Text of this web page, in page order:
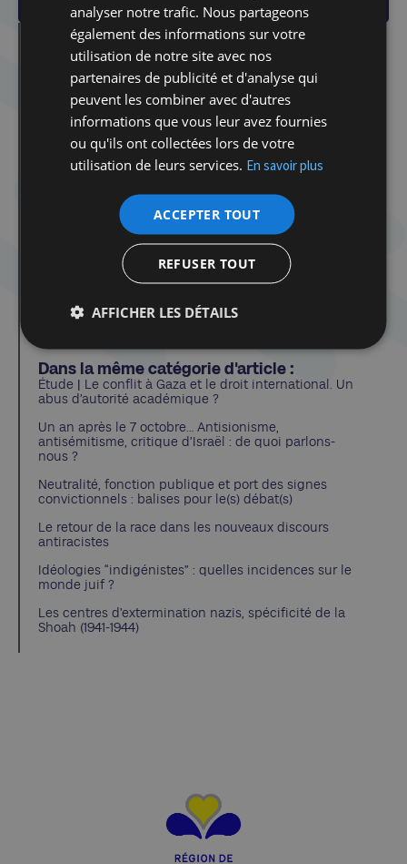
Écrit par : Frédérique Schillo
Historienne, spécialiste d’Israël et des relations
internationales. Docteur en histoire
contemporaine de Sciences Po Paris
Dans la même catégorie d'article :
Étude | Le conflit à Gaza et le droit international. Un
abus d’autorité académique ?
Un an après le 7 octobre… Antisionisme,
antisémitisme, critique d’Israël : de quoi parlons-
nous ?
Neutralité, fonction publique et port des signes
convictionnels : balises pour le(s) débat(s)
Le retour de la race dans les nouveaux discours
antiracistes
Idéologies “indigénistes” : quelles incidences sur le
monde juif ?
Les centres d’extermination nazis, spécificité de la
Shoah (1941-1944)
analyser notre trafic. Nous partageons
également des informations sur votre
utilisation de notre site avec nos
partenaires de publicité et d'analyse qui
peuvent les combiner avec d'autres
informations que vous leur avez fournies
ou qu'ils ont collectées lors de votre
utilisation de leurs services. En savoir plus
ACCEPTER TOUT
REFUSER TOUT
AFFICHER LES DÉTAILS